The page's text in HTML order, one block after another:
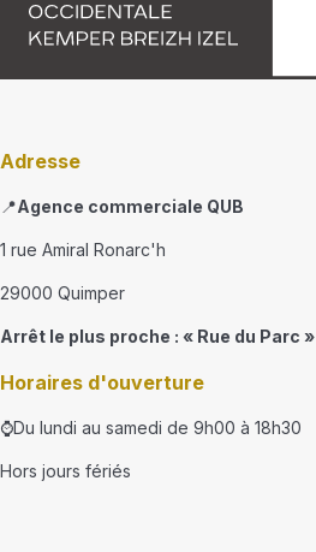
Adresse
📍Agence commerciale QUB
1 rue Amiral Ronarc'h
29000 Quimper
Arrêt le plus proche : « Rue du Parc »
Horaires d'ouverture
⌚Du lundi au samedi de 9h00 à 18h30
Hors jours fériés